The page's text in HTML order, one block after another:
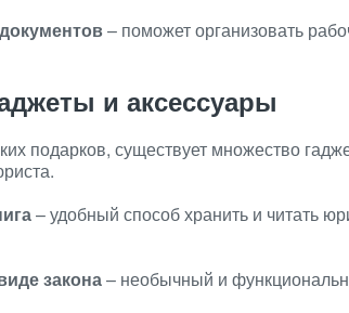
– поможет организовать
и аксессуары
подарков, существует множество
– удобный способ хранить и читать
закона– необычный и